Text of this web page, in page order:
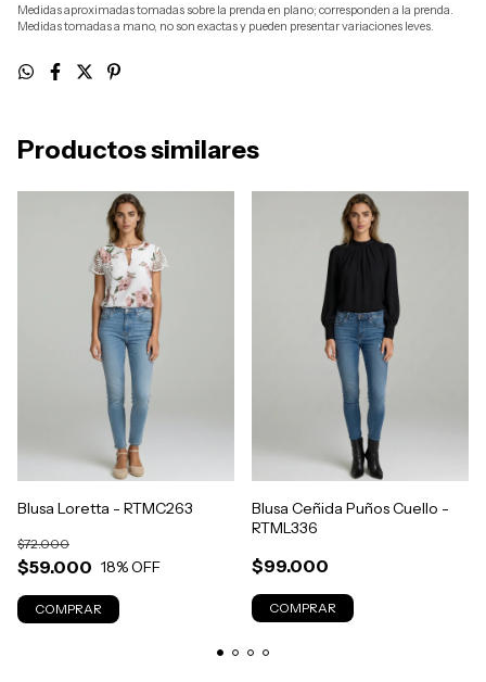
Medidas aproximadas tomadas sobre la prenda en plano; corresponden a la prenda.
Medidas tomadas a mano, no son exactas y pueden presentar variaciones leves.
Productos similares
Blusa Loretta - RTMC263
$59.000
$72.000
18% OFF
COMPRAR
Blusa Ceñida Puños Cuello -
RTML336
$99.000
COMPRAR